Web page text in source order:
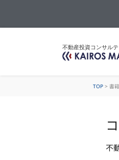
不動産投資コンサル
TOP > 書籍
不